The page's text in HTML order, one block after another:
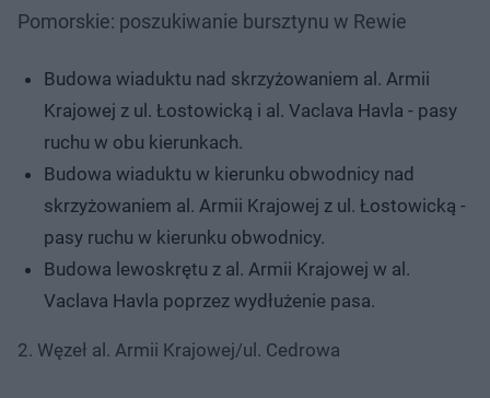
Pomorskie: poszukiwanie bursztynu w Rewie
Budowa wiaduktu nad skrzyżowaniem al. Armii
Krajowej z ul. Łostowicką i al. Vaclava Havla - pasy
ruchu w obu kierunkach.
Budowa wiaduktu w kierunku obwodnicy nad
skrzyżowaniem al. Armii Krajowej z ul. Łostowicką -
pasy ruchu w kierunku obwodnicy.
Budowa lewoskrętu z al. Armii Krajowej w al.
Vaclava Havla poprzez wydłużenie pasa.
2. Węzeł al. Armii Krajowej/ul. Cedrowa